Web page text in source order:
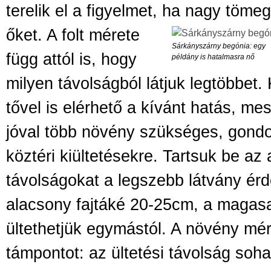
terelik el a figyelmet, ha nagy
Sárkányszárny begónia: egy
példány is hatalmasra nő
őket. A folt mérete
függ attól is, hogy
milyen távolságból látjuk legtöbbet.
tővel is elérhető a kívánt hatás,
jóval több növény szükséges,
köztéri kiültetésekre. Tartsuk be az
távolságokat a legszebb látvány
alacsony fajtáké 20-25cm, a
ültethetjük egymástól. A növény
támpontot: az ültetési távolság